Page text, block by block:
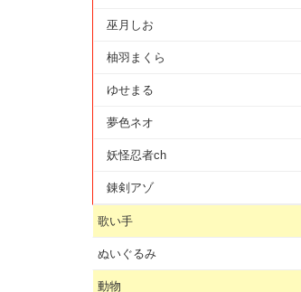
巫月しお
柚羽まくら
ゆせまる
夢色ネオ
妖怪忍者ch
錬剣アゾ
歌い手
ぬいぐるみ
動物